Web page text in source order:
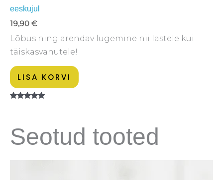
eeskujul
19,90 €
Lõbus ning arendav lugemine nii lastele kui
täiskasvanutele!
LISA KORVI
Seotud tooted